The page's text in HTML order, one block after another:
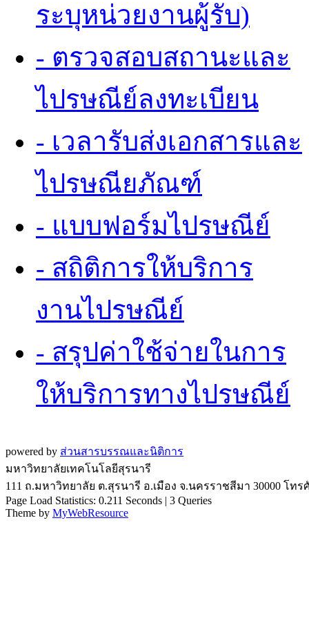
ระบุหน่วยงานผู้รับ)
- ตรวจสอบสถานะและ
ไปรษณีย์ลงทะเบียน
- เวลารับส่งเอกสารและ
ไปรษณียภัณฑ์
- แบบฟอร์มไปรษณีย์
- สถิติการให้บริการ
งานไปรษณีย์
- สรุปค่าใช้จ่ายในการ
ให้บริการทางไปรษณีย์
powered by ส่วนสารบรรณและนิติการ
มหาวิทยาลัยเทคโนโลยีสุรนารี
111 ถ.มหาวิทยาลัย ต.สุรนารี อ.เมือง จ.นครราชสีมา 30000 โทรศั
Page Load Statistics: 0.211 Seconds | 3 Queries
Theme by MyWebResource